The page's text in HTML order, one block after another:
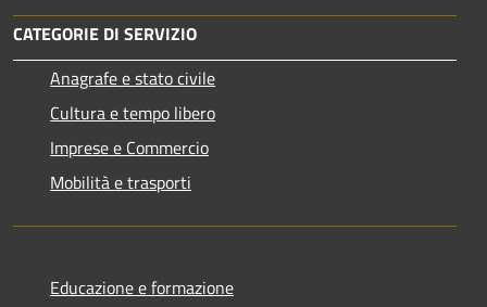
CATEGORIE DI SERVIZIO
Anagrafe e stato civile
Cultura e tempo libero
Imprese e Commercio
Mobilità e trasporti
Educazione e formazione